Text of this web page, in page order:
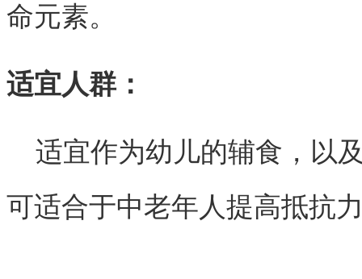
命元素。
适宜人群：
适宜作为幼儿的辅食，以
可适合于中老年人提高抵抗